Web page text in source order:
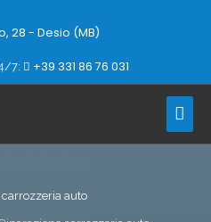
28 - Desio (MB)
7: +39 331 86 76 031
auto